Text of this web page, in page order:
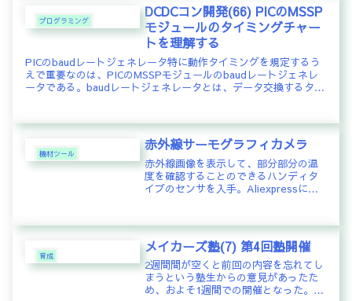
きないので、自分で基板設計の...
プログラミング
DCDCコン開発(66) PICのMSSP
モジュールのタイミングチャー
トを理解する
PICのbaudレートジェネレータ特に動作タイミングを規定するう
えで重要なのは、PICのMSSPモジュールのbaudレートジェネレ
ータである。baudレートジェネレータとは、データ交換するタイ
機材ツール
赤外線サーモグラフィカメラ
赤外線画像を表示して、部分部分の温
度を確認することのできるハンディタ
イプのセンサを入手。Aliexpressにて
板の異状を検査する際に部品の発熱個
所を特定するために...
育成
メイカーズ塾(7) 第4回塾開催
2週間間が空くと前回の内容を忘れてし
まうという塾生からの意見があったた
め、およそ1週間での開催となった。そ